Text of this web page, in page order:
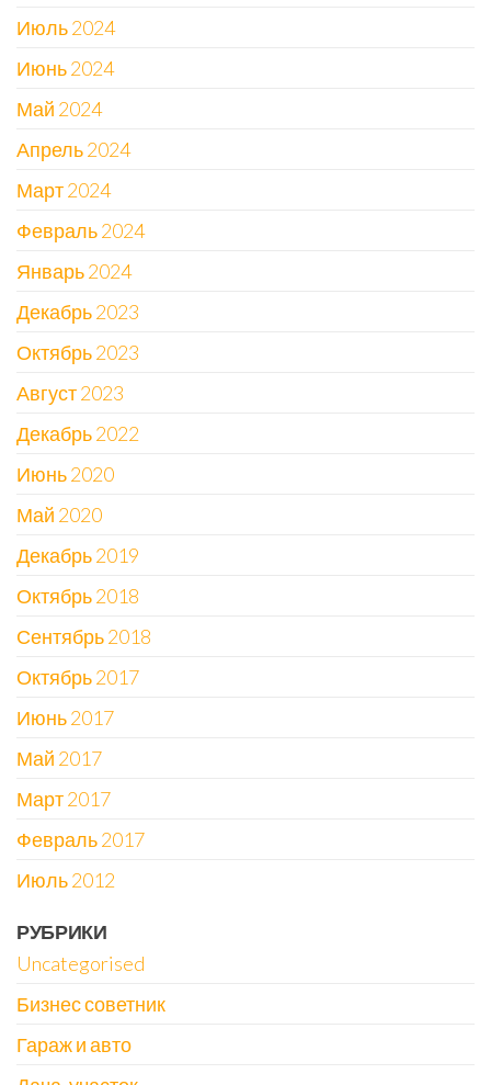
Июль 2024
Июнь 2024
Май 2024
Апрель 2024
Март 2024
Февраль 2024
Январь 2024
Декабрь 2023
Октябрь 2023
Август 2023
Декабрь 2022
Июнь 2020
Май 2020
Декабрь 2019
Октябрь 2018
Сентябрь 2018
Октябрь 2017
Июнь 2017
Май 2017
Март 2017
Февраль 2017
Июль 2012
РУБРИКИ
Uncategorised
Бизнес советник
Гараж и авто